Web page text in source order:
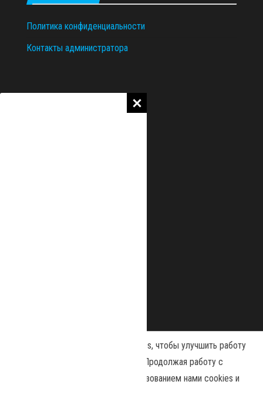
Политика конфиденциальности
Контакты администратора
Наш сайт использует файлы cookies, чтобы улучшить работу
и повысить эффективность сайта. Продолжая работу с
сайтом, вы соглашаетесь с использованием нами cookies и